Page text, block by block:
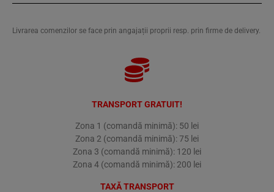
Livrarea comenzilor se face prin angajații proprii resp. prin firme de delivery.
TRANSPORT GRATUIT!
Zona 1 (comandă minimă): 50 lei
Zona 2 (comandă minimă): 75 lei
Zona 3 (comandă minimă): 120 lei
Zona 4 (comandă minimă): 200 lei
TAXĂ TRANSPORT